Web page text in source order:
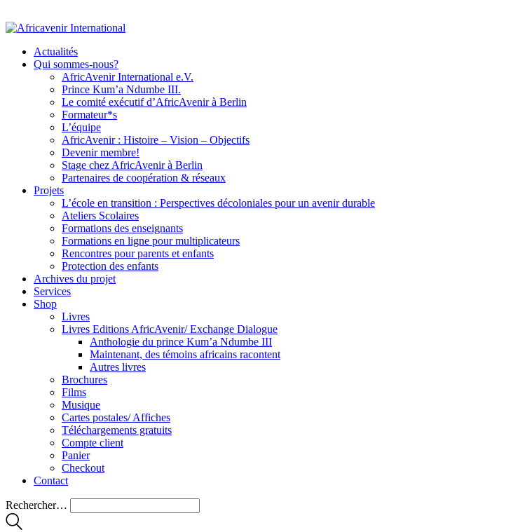
Actualités
Qui sommes-nous?
AfricAvenir International e.V.
Prince Kum’a Ndumbe III.
Le comité exécutif d’AfricAvenir à Berlin
Formateur*s
L’équipe
AfricAvenir : Histoire – Vision – Objectifs
Devenir membre!
Stage chez AfricAvenir à Berlin
Partenaires de coopération & réseaux
Projets
L’école en transition : Perspectives décoloniales pour un avenir durable
Ateliers Scolaires
Formations des enseignants
Formations en ligne pour multiplicateurs
Rencontres pour parents et enfants
Protection des enfants
Archives du projet
Services
Shop
Livres
Livres Editions AfricAvenir/ Exchange Dialogue
Anthologie du prince Kum’a Ndumbe III
Maintenant, des témoins africains racontent
Autres livres
Brochures
Films
Musique
Cartes postales/ Affiches
Téléchargements gratuits
Compte client
Panier
Checkout
Contact
Rechercher…